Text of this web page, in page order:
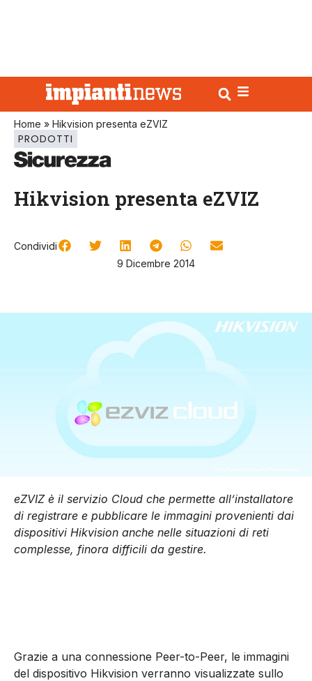
Home » Hikvision presenta eZVIZ
PRODOTTI
Hikvision presenta eZVIZ
Condividi
9 Dicembre 2014
eZVIZ è il servizio Cloud che permette all’installatore
di registrare e pubblicare le immagini provenienti dai
dispositivi Hikvision anche nelle situazioni di reti
complesse, finora difficili da gestire.
Grazie a una connessione Peer-to-Peer, le immagini
del dispositivo Hikvision verranno visualizzate sullo